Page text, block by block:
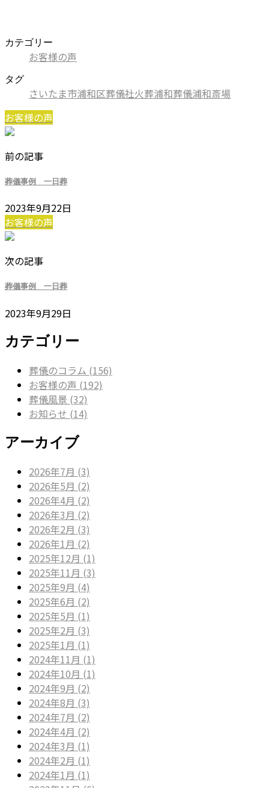
カテゴリー
お客様の声
タグ
さいたま市浦和区葬儀社火葬浦和葬儀浦和斎場
お客様の声
前の記事
葬儀事例 一日葬
2023年9月22日
お客様の声
次の記事
葬儀事例 一日葬
2023年9月29日
カテゴリー
葬儀のコラム (156)
お客様の声 (192)
葬儀風景 (32)
お知らせ (14)
アーカイブ
2026年7月 (3)
2026年5月 (2)
2026年4月 (2)
2026年3月 (2)
2026年2月 (3)
2026年1月 (2)
2025年12月 (1)
2025年11月 (3)
2025年9月 (4)
2025年6月 (2)
2025年5月 (1)
2025年2月 (3)
2025年1月 (1)
2024年11月 (1)
2024年10月 (1)
2024年9月 (2)
2024年8月 (3)
2024年7月 (2)
2024年4月 (2)
2024年3月 (1)
2024年2月 (1)
2024年1月 (1)